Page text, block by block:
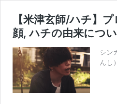
【米津玄師/ハチ】
顔, ハチの由来につ
シン
んし